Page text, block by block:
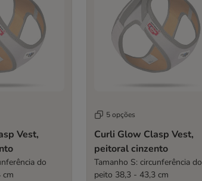
Vest,
do
cm
5 opções
Curli Glow Clasp Vest,
peitoral cinzento
Tamanho S: circunferência do
peito 38,3 - 43,3 cm